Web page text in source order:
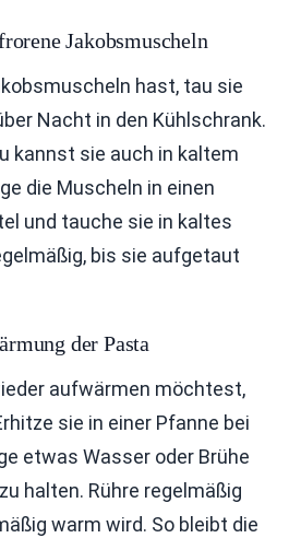
Jakobsmuscheln
hast, tau sie
Nacht in den Kühlschrank.
kannst sie auch in kaltem
die Muscheln in einen
und tauche sie in kaltes
bis sie aufgetaut
der Pasta
aufwärmen möchtest,
sie in einer Pfanne bei
etwas Wasser oder Brühe
halten. Rühre regelmäßig
warm wird. So bleibt die